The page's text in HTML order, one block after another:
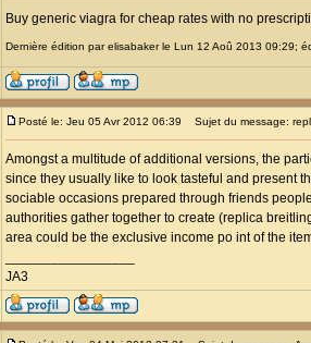
Buy generic viagra for cheap rates with no
Dernière édition par elisabaker le Lun 12 Aoû 2013 09:29;
Posté le: Jeu 05 Avr 2012 06:39 Sujet du message:
Amongst a multitude of additional versions, the
since they usually like to look tasteful and present
sociable occasions prepared through friends
authorities gather together to create (replica
area could be the exclusive income po int of the
JA3